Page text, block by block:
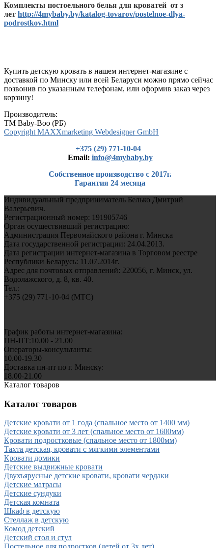
Комплекты постоельного белья для кроватей от з
лет http://4mybaby.by/katalog-tovarov/postelnoe-dlya-
podrostkov.html
Купить детскую кровать в нашем интернет-магазине с
доставкой по Минску или всей Беларуси можно прямо сейчас
позвонив по указанным телефонам, или оформив заказ через
корзину!
Производитель:
TM Baby-Boo (РБ)
Copyright MAXXmarketing Webdesigner GmbH
+375 (29) 771-10-04
Еmail: info@4mybaby.by
Собственное производство с 2017г.
Гарантия 24 месяца
Индивидуальный предприниматель Белько Дмитрий
Валерьевич.
Регистрационный номер: 191905746
Орган осуществивший регистрацию:
Администрация Первомайского района г. Минска
Дата государственной регистрации: 24.04.2013.
Дата регистрации интернет-магазина в Торговом реестре
Республики Беларусь: 11.07.2014г.
Адрес для почтовых отправлений: 220056, г. Минск, ул.
Водолажского, д. 8, кв. 40.
Тел.:
+375 (29) 771-10-04 (MTC)
График работы интернет-магазина:
ПН-ПТ:10.00 - 21.00
Операторы-консультанты:
10.00-19.30
Доставка пн-пт по г. Минску:
18.00-21.00
Каталог товаров
Каталог товаров
Детские кровати от 1 года (спальное место от 1400 мм)
Детские кровати от 3 лет (спальное место от 1600мм)
Кровати подростковые (спальное место от 1800мм)
Тахта детская, кровати с мягкими элементами
Кровати домики
Детские выдвижные кровати
Двухъярусные детские кровати, кровати чердаки
Детские матрасы
Детские сундуки
Детская комната
Шкаф в детскую
Стеллаж в детскую
Комод детский
Детский стол и стул